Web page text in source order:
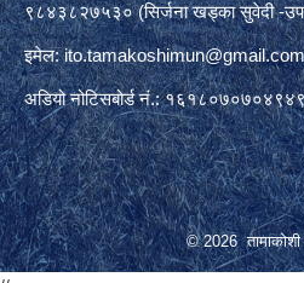
९८४३८२७५३० (सिर्जना खड्का सुवेदी -
इमेल:ito.tamakoshimun@gmail.com
अडियो नोटिसबोर्ड नं.:
© 2026 तामाकोशी